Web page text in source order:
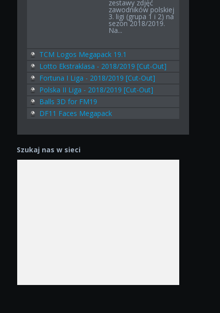
zestawy zdjęć
zawodników polskiej
3. ligi (grupa 1 i 2) na
sezon 2018/2019.
Na...
TCM Logos Megapack 19.1
Lotto Ekstraklasa - 2018/2019 [Cut-Out]
Fortuna I Liga - 2018/2019 [Cut-Out]
Polska II Liga - 2018/2019 [Cut-Out]
Balls 3D for FM19
DF11 Faces Megapack
Szukaj nas w sieci